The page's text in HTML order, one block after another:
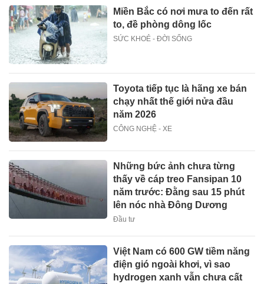
Miền Bắc có nơi mưa to đến rất
to, đề phòng dông lốc
SỨC KHOẺ - ĐỜI SỐNG
Toyota tiếp tục là hãng xe bán
chạy nhất thế giới nửa đầu
năm 2026
CÔNG NGHỆ - XE
Những bức ảnh chưa từng
thấy về cáp treo Fansipan 10
năm trước: Đằng sau 15 phút
lên nóc nhà Đông Dương
Đầu tư
Việt Nam có 600 GW tiềm năng
điện gió ngoài khơi, vì sao
hydrogen xanh vẫn chưa cất